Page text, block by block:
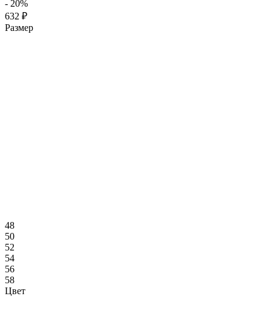
- 20%
632 ₽
Размер
48
50
52
54
56
58
Цвет